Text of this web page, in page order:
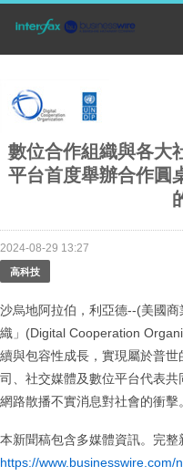
數位合作組織與各大
平台首度舉辦合作圓
2024-08-29 13:27
高科技
沙烏地阿拉伯，利亞德--(美國
織」(Digital Cooperation
續與包容性成長，實現屬於普
司、社交媒體及數位平台代表
網路散播不實消息對社會的衝擊。
本新聞稿包含多媒體資訊。完整
https://